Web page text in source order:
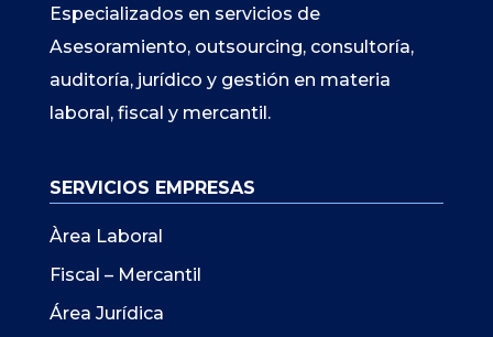
Especializados en servicios de
Asesoramiento, outsourcing, consultoría,
auditoría, jurídico y gestión en materia
laboral, fiscal y mercantil.
SERVICIOS EMPRESAS
Àrea Laboral
Fiscal – Mercantil
Área Jurídica